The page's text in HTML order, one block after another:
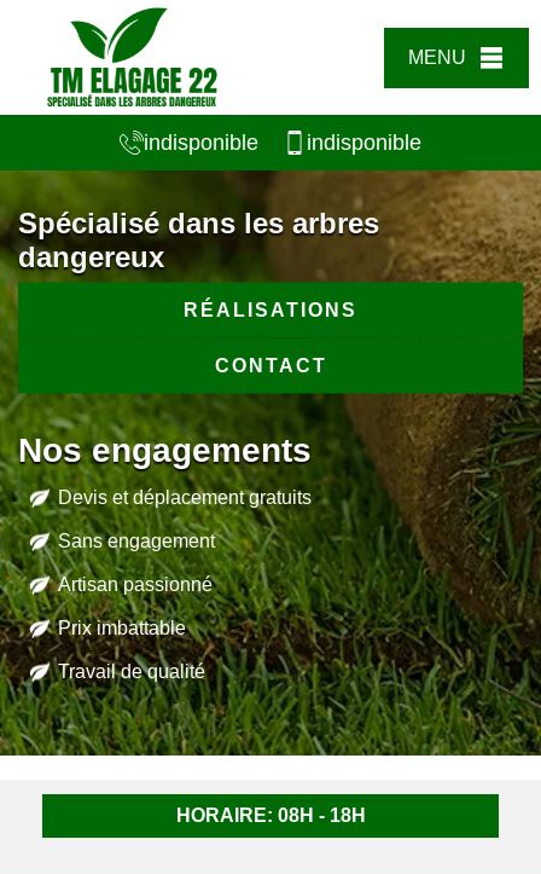
MENU
indisponible indisponible
Spécialisé dans les arbres
dangereux
RÉALISATIONS
CONTACT
Nos engagements
Devis et déplacement gratuits
Sans engagement
Artisan passionné
Prix imbattable
Travail de qualité
HORAIRE: 08H - 18H